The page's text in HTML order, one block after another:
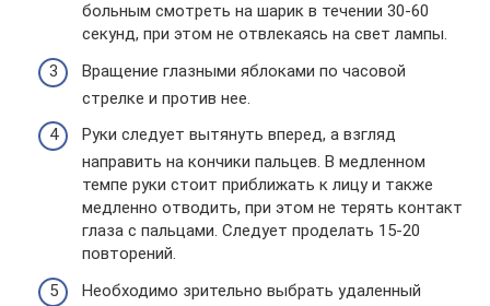
больным смотреть на шарик в течении 30-60
секунд, при этом не отвлекаясь на свет лампы.
Вращение глазными яблоками по часовой
стрелке и против нее.
Руки следует вытянуть вперед, а взгляд
направить на кончики пальцев. В медленном
темпе руки стоит приближать к лицу и также
медленно отводить, при этом не терять контакт
глаза с пальцами. Следует проделать 15-20
повторений.
Необходимо зрительно выбрать удаленный